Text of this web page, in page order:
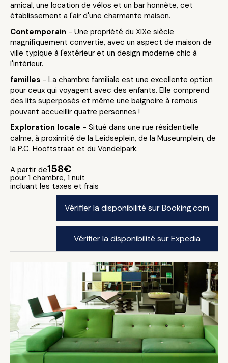
amical, une location de vélos et un bar honnête, cet
établissement a l'air d'une charmante maison.
Contemporain - Une propriété du XIXe siècle
magnifiquement convertie, avec un aspect de maison de
ville typique à l'extérieur et un design moderne chic à
l'intérieur.
familles - La chambre familiale est une excellente option
pour ceux qui voyagent avec des enfants. Elle comprend
des lits superposés et même une baignoire à remous
pouvant accueillir quatre personnes !
Exploration locale - Situé dans une rue résidentielle
calme, à proximité de la Leidseplein, de la Museumplein, de
la P.C. Hooftstraat et du Vondelpark.
A partir de158€
pour 1 chambre, 1 nuit
incluant les taxes et frais
Vérifier la disponibilité sur Booking.com
Vérifier la disponibilité sur Expedia